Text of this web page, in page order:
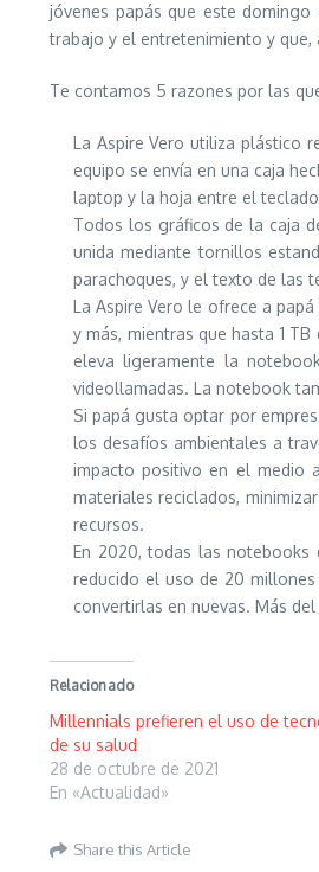
jóvenes papás que este
trabajo y el entretenimiento y
Te contamos 5 razones por las
La Aspire Vero utiliza plástico
equipo se envía en una caja
laptop y la hoja entre el
Todos los gráficos de la caja
unida mediante tornillos
parachoques, y el texto de las
La Aspire Vero le ofrece a
y más, mientras que hasta 1
eleva ligeramente la
videollamadas. La notebook
Si papá gusta optar por
los desafíos ambientales a
impacto positivo en el medio
materiales reciclados,
recursos.
En 2020, todas las
reducido el uso de 20
convertirlas en nuevas. Más
Relacionado
Millennials prefieren el uso de
de su salud
28 de octubre de 2021
En «Actualidad»
Share this Article